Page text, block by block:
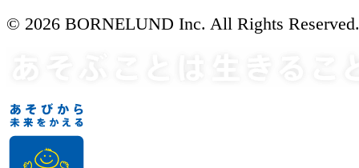
© 2026 BORNELUND Inc. All Rights Reserved.